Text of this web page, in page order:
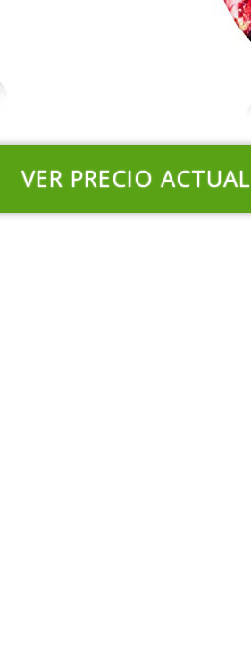
VER PRECIO ACTUAL